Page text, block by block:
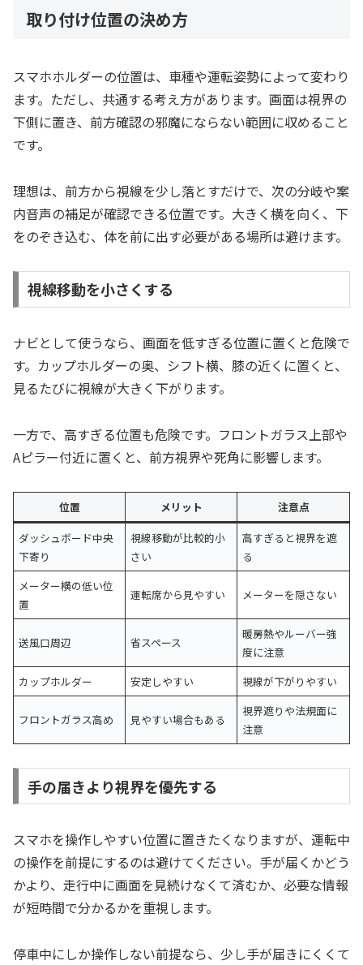
取り付け位置の決め方
スマホホルダーの位置は、車種や運転姿勢によって変わり
ます。ただし、共通する考え方があります。画面は視界の
下側に置き、前方確認の邪魔にならない範囲に収めること
です。
理想は、前方から視線を少し落とすだけで、次の分岐や案
内音声の補足が確認できる位置です。大きく横を向く、下
をのぞき込む、体を前に出す必要がある場所は避けます。
視線移動を小さくする
ナビとして使うなら、画面を低すぎる位置に置くと危険で
す。カップホルダーの奥、シフト横、膝の近くに置くと、
見るたびに視線が大きく下がります。
一方で、高すぎる位置も危険です。フロントガラス上部や
Aピラー付近に置くと、前方視界や死角に影響します。
位置 メリット
注意点
ダッシュボード中央
下寄り
視線移動が比較的小
さい
高すぎると視界を遮
る
メーター横の低い位
置
運転席から見やすい メーターを隠さない
送風口周辺 省スペース
暖房熱やルーバー強
度に注意
カップホルダー
安定しやすい 視線が下がりやすい
フロントガラス高め 見やすい場合もある
視界遮りや法規面に
注意
手の届きより視界を優先する
スマホを操作しやすい位置に置きたくなりますが、運転中
の操作を前提にするのは避けてください。手が届くかどう
かより、走行中に画面を見続けなくて済むか、必要な情報
が短時間で分かるかを重視します。
停車中にしか操作しない前提なら、少し手が届きにくくて